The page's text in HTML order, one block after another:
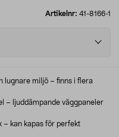
Artikelnr: 41-8166-1
lugnare miljö – finns i flera
– ljuddämpande väggpaneler
– kan kapas för perfekt